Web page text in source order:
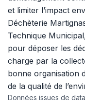
et limiter l’impact
Déchèterie
Technique
pour déposer les
charge par la
bonne organisation
de la qualité de
Données issues de